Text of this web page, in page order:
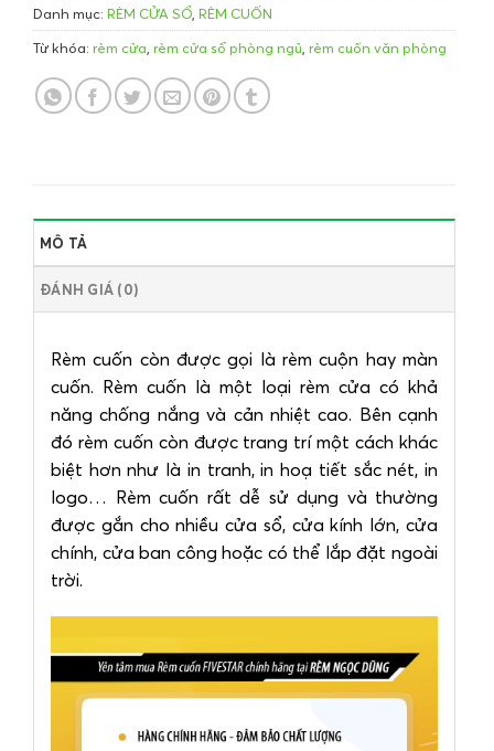
Danh mục: RÈM CỬA SỔ RÈM CUỐN
Từ khóa: rèm cửa rèm cửa sổ phòng ngủ rèm cuốn văn phòng
MÔ TẢ
ĐÁNH GIÁ (0)
Rèm cuốn còn được gọi là rèm cuộn hay màn
cuốn. Rèm cuốn là một loại rèm cửa có khả
năng chống nắng và cản nhiệt cao. Bên cạnh
đó rèm cuốn còn được trang trí một cách khác
biệt hơn như là in tranh, in hoạ tiết sắc nét, in
logo… Rèm cuốn rất dễ sử dụng và thường
được gắn cho nhiều cửa sổ, cửa kính lớn, cửa
chính, cửa ban công hoặc có thể lắp đặt ngoài
trời.